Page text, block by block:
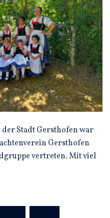
Stadt Gersthofen war
Gersthofen
vertreten. Mit viel